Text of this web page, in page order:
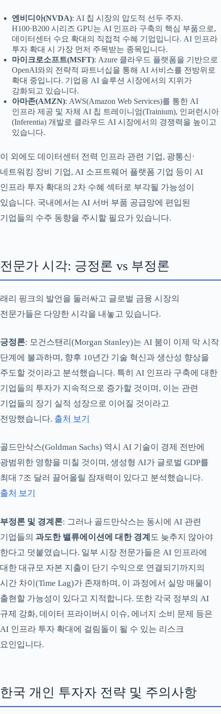
엔비디아(NVDA): AI 칩 시장의 압도적 선두 주자.
H100·B200 시리즈 GPU는 AI 인프라 구축의 핵심 부품으로,
데이터센터 수요 확대의 직접적 수혜 기업입니다. AI 인프라
투자 확대 시 가장 먼저 주목받는 종목입니다.
마이크로소프트(MSFT): Azure 클라우드 플랫폼을 기반으로
OpenAI와의 전략적 파트너십을 통해 AI 서비스를 전방위로
확대 중입니다. 기업용 AI 솔루션 시장에서의 지위가
강화되고 있습니다.
아마존(AMZN): AWS(Amazon Web Services)를 통한 AI
인프라 제공 및 자체 AI 칩 트레이니엄(Trainium), 인퍼런시아
(Inferentia) 개발로 클라우드 AI 시장에서의 경쟁력을 높이고
있습니다.
이 외에도 데이터센터 전력 인프라 관련 기업, 광통신·
네트워킹 장비 기업, AI 소프트웨어 플랫폼 기업 등이 AI
인프라 투자 확대의 2차 수혜 섹터로 부각될 가능성이
있습니다. 국내에서는 AI 서버 부품 공급망에 편입된
기업들의 수주 동향을 주시할 필요가 있습니다.
전문가 시각: 긍정론 vs 부정론
래리 핑크의 발언을 둘러싸고 글로벌 금융 시장의
전문가들은 다양한 시각을 내놓고 있습니다.
긍정론: 모건스탠리(Morgan Stanley)는 AI 붐이 이제 막 시작
단계에 불과하며, 향후 10년간 기술 혁신과 생산성 향상을
주도할 것이라고 분석했습니다. 특히 AI 인프라 구축에 대한
기업들의 투자가 지속적으로 증가할 것이며, 이는 관련
기업들의 장기 실적 성장으로 이어질 것이라고
전망했습니다. 출처 보기
골드만삭스(Goldman Sachs) 역시 AI 기술이 경제 전반에
광범위한 영향을 미칠 것이며, 생성형 AI가 글로벌 GDP를
최대 7조 달러 끌어올릴 잠재력이 있다고 분석했습니다.
출처 보기
부정론 및 경계론: 그러나 골드만삭스는 동시에 AI 관련
기업들의 과도한 밸류에이션에 대한 경계 도 늦추지 않아야
한다고 덧붙였습니다. 일부 시장 전문가들은 AI 인프라에
대한 대규모 자본 지출이 단기 수익으로 연결되기까지의
시간 차이(Time Lag)가 존재하며, 이 과정에서 실망 매물이
출현할 가능성이 있다고 지적합니다. 또한 각국 정부의 AI
규제 강화, 데이터 프라이버시 이슈, 에너지 소비 문제 등은
AI 인프라 투자 확대에 걸림돌이 될 수 있는 리스크
요인입니다.
한국 개인 투자자 전략 및 주의사항